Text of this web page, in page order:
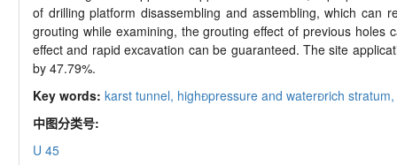
of drilling platform disassembling and assembling, which
grouting while examining, the grouting effect of previous
effect and rapid excavation can be guaranteed. The site
by 47.79%.
Key words: karst tunnel, highpressure and waterrich stratum,
中图分类号:
U 45